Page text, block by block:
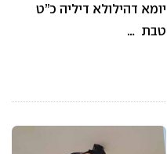
יומא דהילולא דיליה כ”ט
טבת …